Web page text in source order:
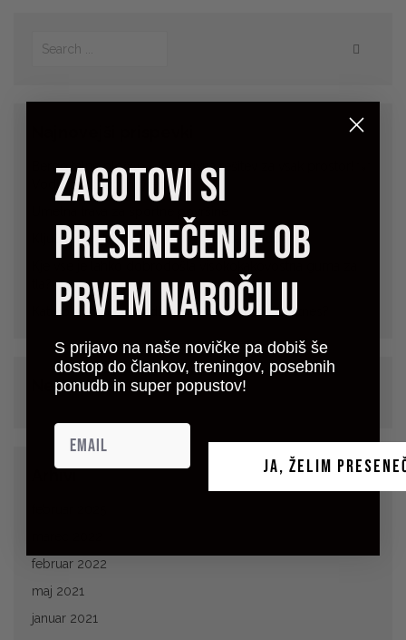
Bergo talne plošče – Inovativna rešitev za vsak prostor! 💡
Vodič za izbiro in prednosti
Ključne karakteristike podloge za telovadbo
Katero gumirano podlago izbrati za domači fitnes?
Nedavni komentarji
februar 2022
maj 2021
januar 2021
zagotovi si
presenečenje ob
prvem naročilu
S prijavo na naše novičke pa dobiš še
dostop do člankov, treningov, posebnih
ponudb in super popustov!
JA, ŽELIM